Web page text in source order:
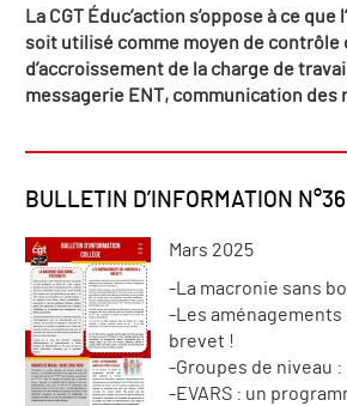
La CGT Éduc’action s’oppose à ce
soit utilisé comme moyen de contrôle
d’accroissement de la charge de
messagerie ENT, communication des
BULLETIN D’INFORMATION N°36
Mars 2025
-La macronie sans
-Les aménagements
brevet !
-Groupes de niveau
-EVARS : un